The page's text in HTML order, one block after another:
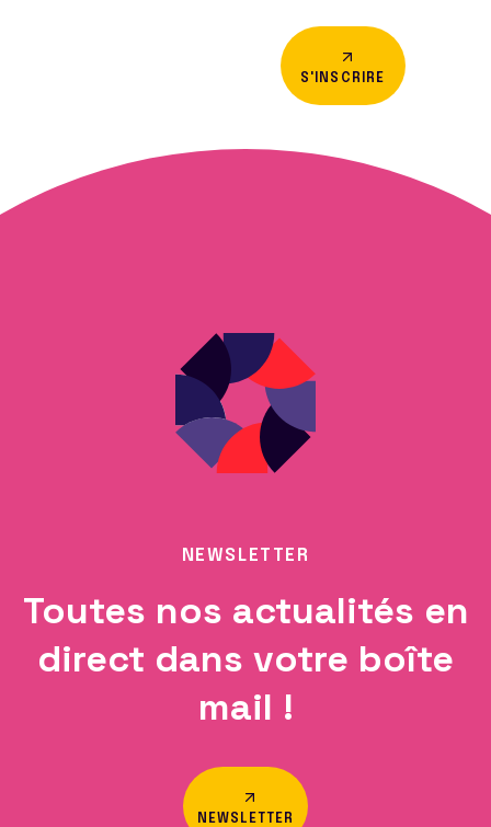
S'INSCRIRE
NEWSLETTER
Toutes nos actualités en
direct dans votre boîte
mail !
NEWSLETTER